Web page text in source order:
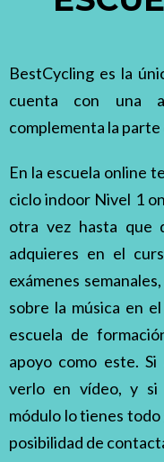
BestCycling es la
cuenta con una
complementa la
En la escuela online
ciclo indoor Nivel 1
otra vez hasta que
adquieres en el
exámenes
sobre la música en
escuela de
apoyo como este.
verlo en vídeo, y si
módulo lo tienes todo
posibilidad de